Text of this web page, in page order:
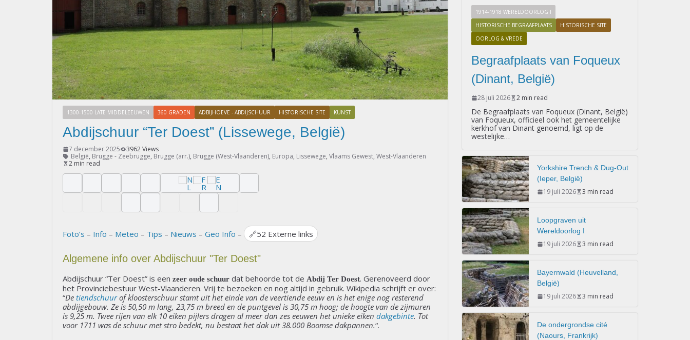
1300-1500 LATE MIDDELEEUWEN 360 GRADEN ADBIJHOEVE - ABDIJSCHUUR HISTORISCHE SITE KUNST
Abdijschuur “Ter Doest” (Lissewege, België)
7 december 2025
3962 Views
België, Brugge - Zeebrugge, Brugge (arr.), Brugge (West-Vlaanderen), Europa, Lissewege, Vlaams Gewest, West-Vlaanderen
2 min read
Foto’s – Info – Meteo – Tips – Nieuws – Geo Info – 🔗52 Externe links
Algemene info over Abdijschuur "Ter Doest"
Abdijschuur “Ter Doest” is een zeer oude schuur dat behoorde tot de Abdij Ter Doest. Gerenoveerd door
het Provinciebestuur West-Vlaanderen. Vrij te bezoeken en nog altijd in gebruik. Wikipedia schrijft er over:
“De tiendschuurof kloosterschuur stamt uit het einde van de veertiende eeuw en is het enige nog resterend
abdijgebouw. Ze is 50,50 m lang, 23,75 m breed en de puntgevel is 30,75 m hoog; de hoogte van de zijmuren
is 9,25 m. Twee rijen van elk 10 eiken pijlers dragen al meer dan zes eeuwen het unieke eiken dakgebinte. Tot
voor 1711 was de schuur met stro bedekt, nu bestaat het dak uit 38.000 Boomse dakpannen.“.
1914-1918 WERELDOORLOG I
HISTORISCHE BEGRAAFPLAATS
HISTORISCHE SITE
OORLOG & VREDE
Begraafplaats van Foqueux
(Dinant, België)
28 juli 2026 2 min read
De Begraafplaats van Foqueux (Dinant, België)
van Foqueux, officieel ook het gemeentelijke
kerkhof van Dinant genoemd, ligt op de
westelijke…
Yorkshire Trench & Dug-Out
(Ieper, België)
19 juli 2026 3 min read
Loopgraven uit
Wereldoorlog I
19 juli 2026 3 min read
Bayernwald (Heuvelland,
België)
19 juli 2026 3 min read
De ondergrondse cité
(Naours, Frankrijk)